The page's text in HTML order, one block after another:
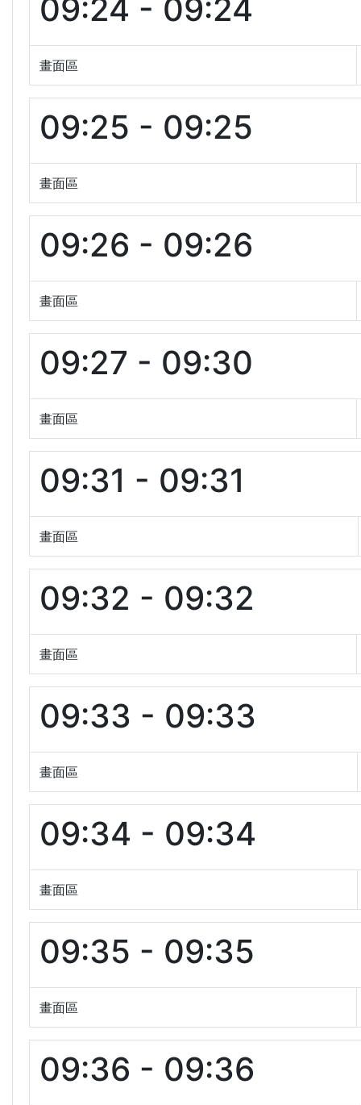
09:24 - 09:24
畫面區
09:25 - 09:25
畫面區
09:26 - 09:26
畫面區
09:27 - 09:30
畫面區
09:31 - 09:31
畫面區
09:32 - 09:32
畫面區
09:33 - 09:33
畫面區
09:34 - 09:34
畫面區
09:35 - 09:35
畫面區
09:36 - 09:36